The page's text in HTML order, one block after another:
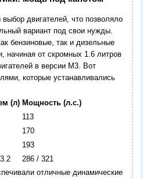
двигателей, что позволяло
вариант под свои нужды.
бензиновые, так и дизельные
начиная от скромных 1.6 литров
в версии M3. Вот
которые устанавливались
(л) Мощность (л.с.)
113
170
193
286 / 321
отличные динамические